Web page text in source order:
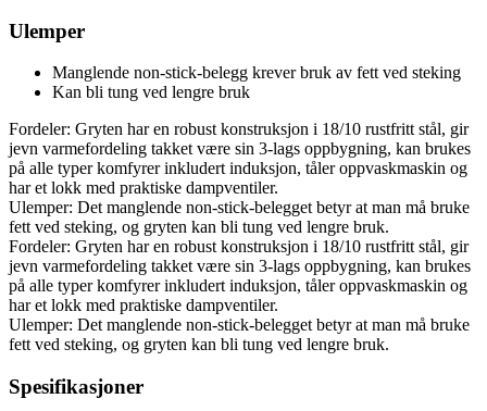
Ulemper
Manglende non-stick-belegg krever bruk av fett ved steking
Kan bli tung ved lengre bruk
Fordeler: Gryten har en robust konstruksjon i 18/10 rustfritt stål, gir
jevn varmefordeling takket være sin 3-lags oppbygning, kan brukes
på alle typer komfyrer inkludert induksjon, tåler oppvaskmaskin og
har et lokk med praktiske dampventiler.
Ulemper: Det manglende non-stick-belegget betyr at man må bruke
fett ved steking, og gryten kan bli tung ved lengre bruk.
Fordeler: Gryten har en robust konstruksjon i 18/10 rustfritt stål, gir
jevn varmefordeling takket være sin 3-lags oppbygning, kan brukes
på alle typer komfyrer inkludert induksjon, tåler oppvaskmaskin og
har et lokk med praktiske dampventiler.
Ulemper: Det manglende non-stick-belegget betyr at man må bruke
fett ved steking, og gryten kan bli tung ved lengre bruk.
Spesifikasjoner